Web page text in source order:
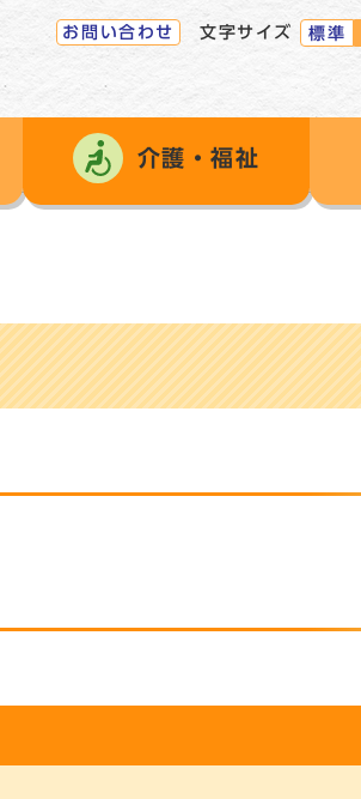
お問い合わせ 文字サイズ 標準
介護・福祉